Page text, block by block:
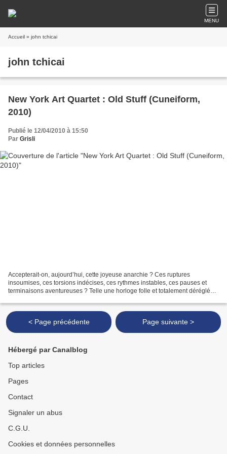
MENU
Accueil » john tchicai
john tchicai
New York Art Quartet : Old Stuff (Cuneiform,
2010)
Publié le 12/04/2010 à 15:50
Par Grisli
Accepterait-on, aujourd’hui, cette joyeuse anarchie ? Ces ruptures
insoumises, ces torsions indécises, ces rythmes instables, ces pauses et
terminaisons aventureuses ? Telle une horloge folle et totalement déréglée,
< Page précédente Page suivante >
Hébergé par Canalblog
Top articles
Pages
Contact
Signaler un abus
C.G.U.
Cookies et données personnelles